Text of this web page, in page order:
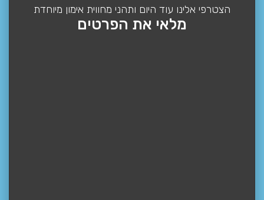
הצטרפי אלינו עוד היום ותהני מחווית אימון מיוחדת
מלאי את הפרטים